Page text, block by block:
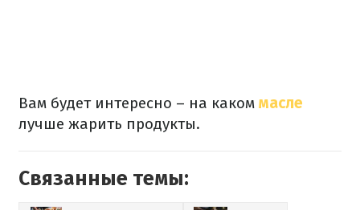
Вам будет интересно – на каком масле
лучше жарить продукты.
Связанные темы: